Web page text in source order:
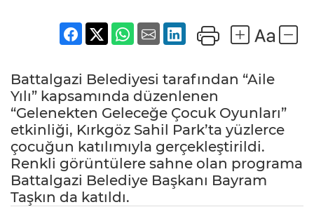
Battalgazi Belediyesi tarafından “Aile
Yılı” kapsamında düzenlenen
“Gelenekten Geleceğe Çocuk Oyunları”
etkinliği, Kırkgöz Sahil Park’ta yüzlerce
çocuğun katılımıyla gerçekleştirildi.
Renkli görüntülere sahne olan programa
Battalgazi Belediye Başkanı Bayram
Taşkın da katıldı.